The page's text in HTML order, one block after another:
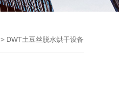
> DWT土豆丝脱水烘干设备